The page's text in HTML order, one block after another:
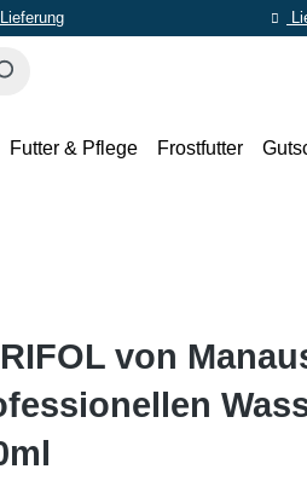
Futter & Pflege Frostfutter
von